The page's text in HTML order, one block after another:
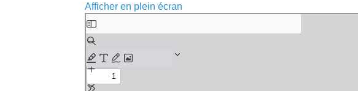
Afficher en plein écran
Aller
au
contenu
PDF